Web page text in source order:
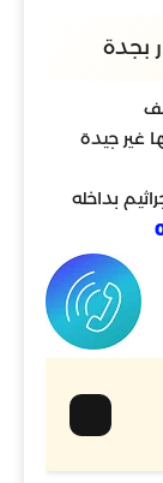
بجدة
غير جيدة
بداخله